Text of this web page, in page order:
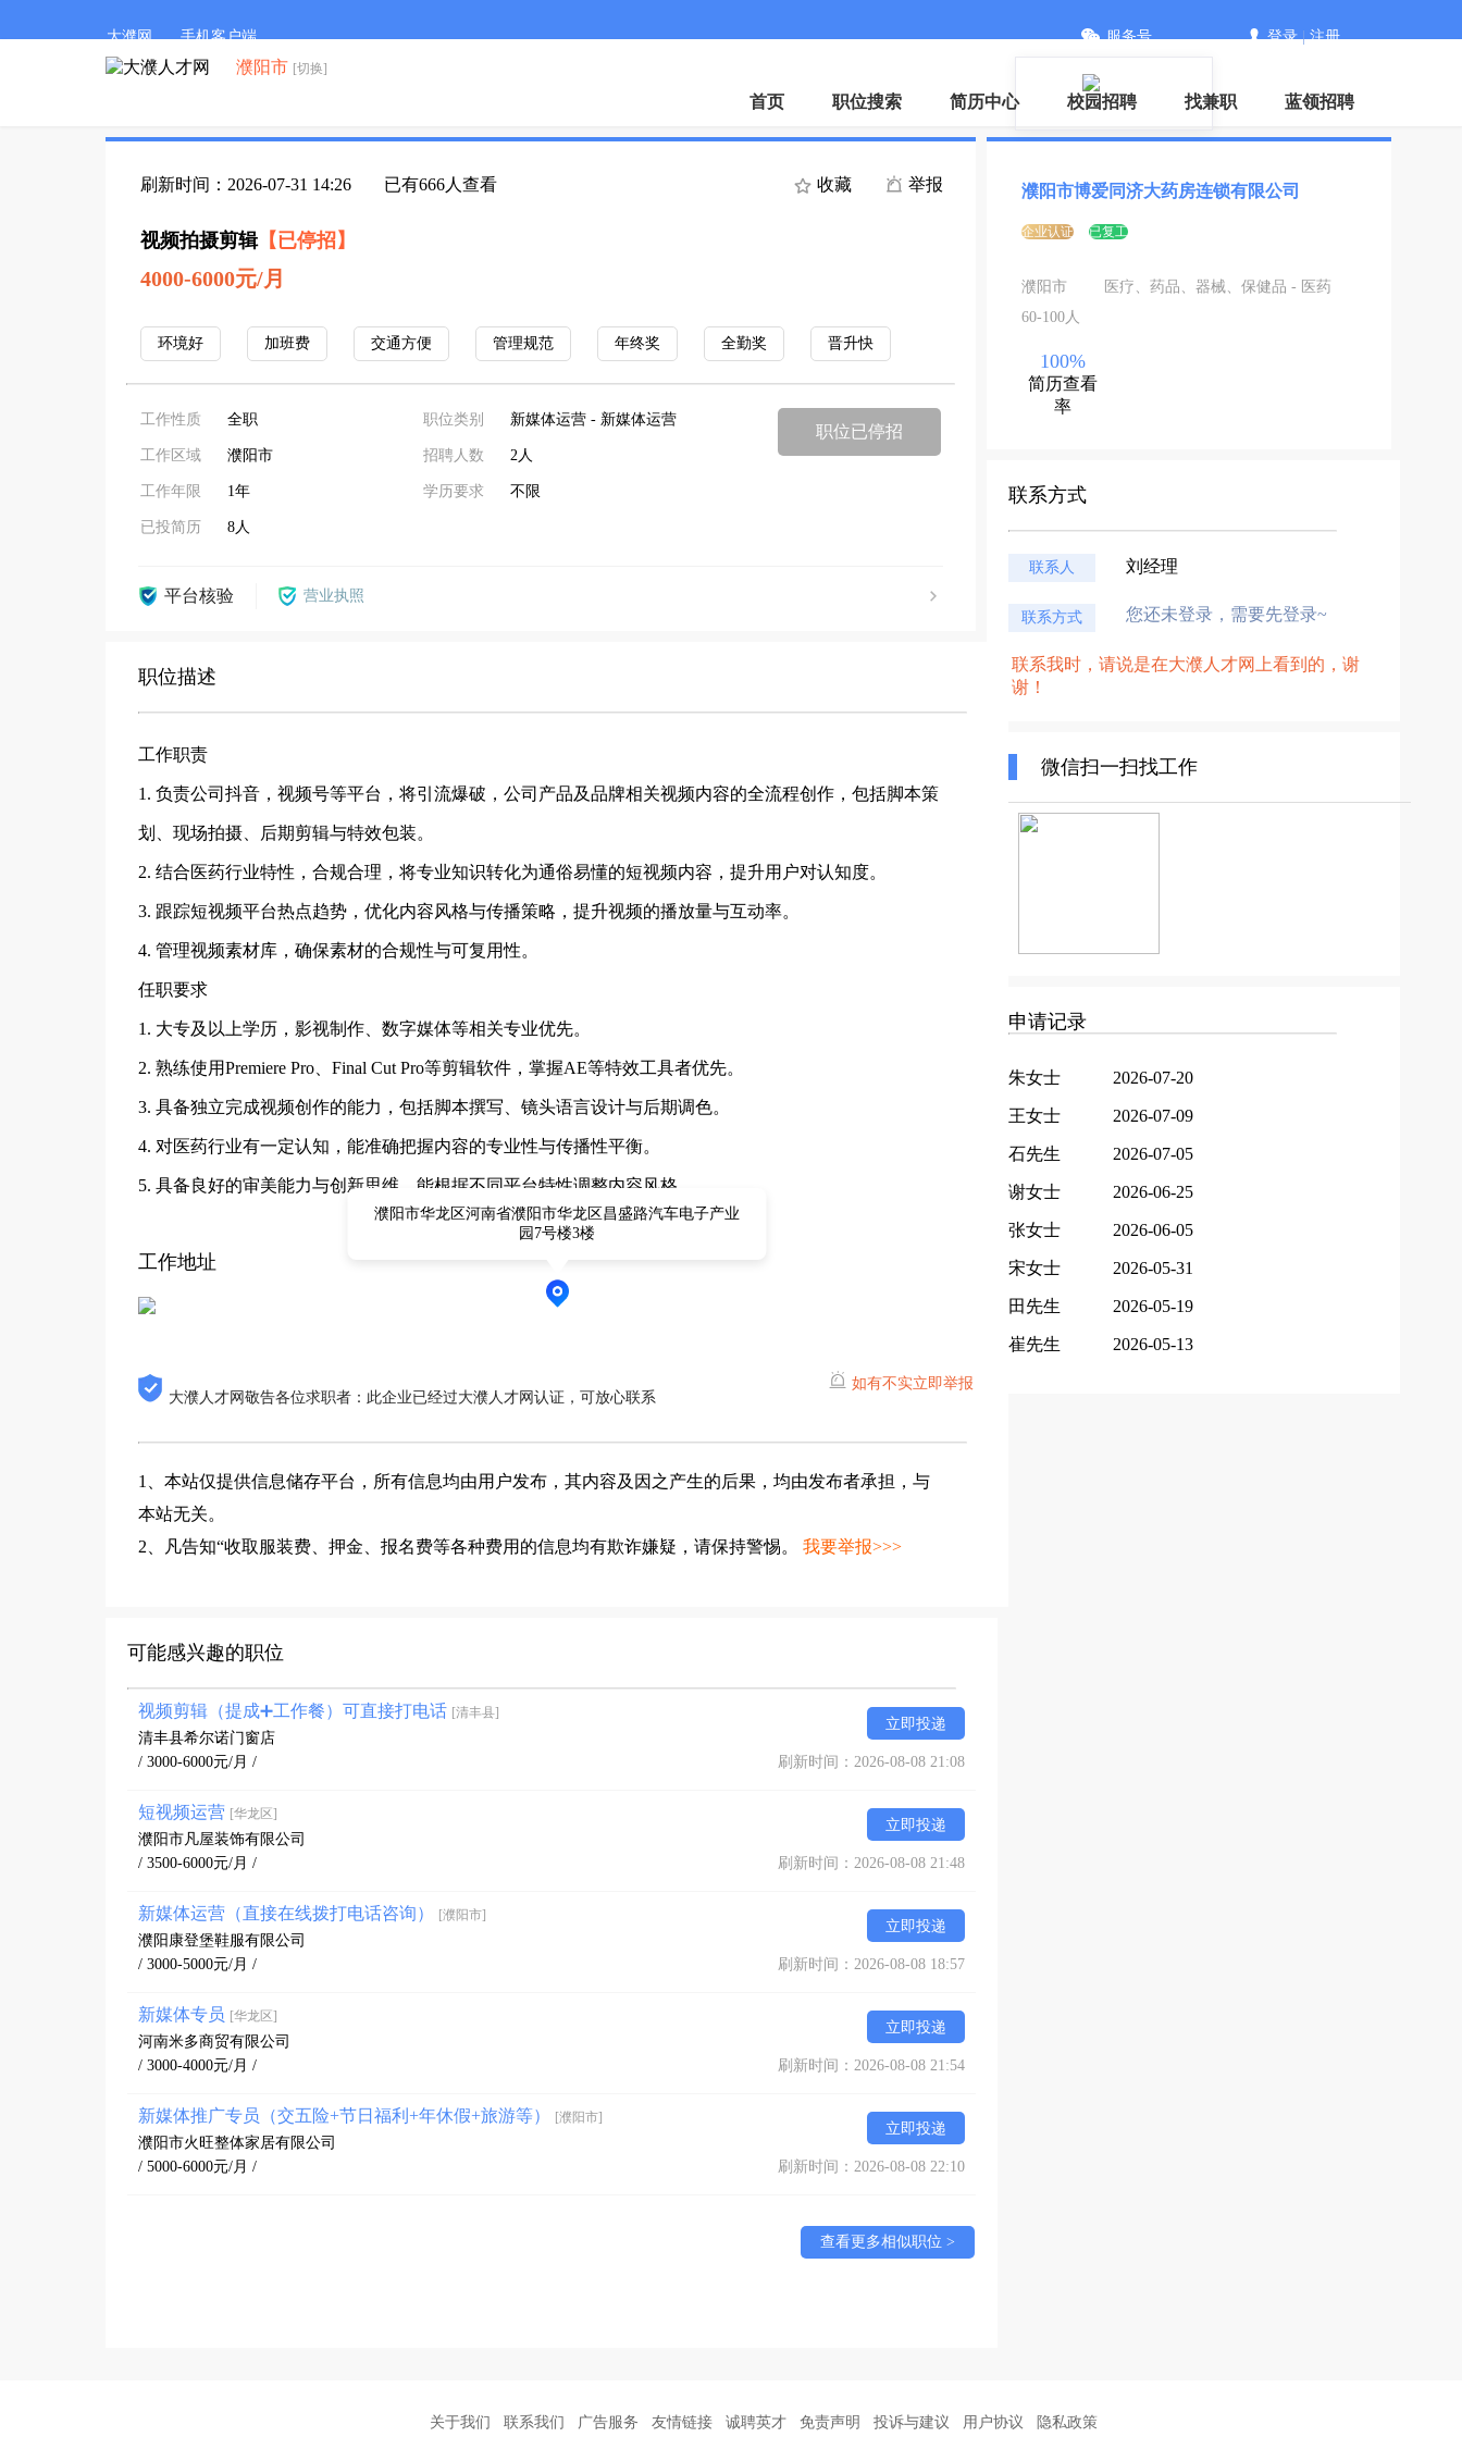
大濮网 手机客户端 服务号 登录|注册
濮阳市 [切换]
首页 职位搜索 简历中心 校园招聘 找兼职 蓝领招聘
刷新时间：2026-07-31 14:26 已有666人查看 收藏 举报
视频拍摄剪辑【已停招】
4000-6000元/月
环境好 加班费 交通方便 管理规范 年终奖 全勤奖 晋升快
工作性质 全职
工作区域 濮阳市
工作年限 1年
已投简历 8人
职位类别 新媒体运营 - 新媒体运营
招聘人数 2人
学历要求 不限
职位已停招
平台核验 营业执照
职位描述
工作职责
1. 负责公司抖音，视频号等平台，将引流爆破，公司产品及品牌相关视频内容的全流程创作，包括脚本策
划、现场拍摄、后期剪辑与特效包装。
2. 结合医药行业特性，合规合理，将专业知识转化为通俗易懂的短视频内容，提升用户对认知度。
3. 跟踪短视频平台热点趋势，优化内容风格与传播策略，提升视频的播放量与互动率。
4. 管理视频素材库，确保素材的合规性与可复用性。
任职要求
1. 大专及以上学历，影视制作、数字媒体等相关专业优先。
2. 熟练使用Premiere Pro、Final Cut Pro等剪辑软件，掌握AE等特效工具者优先。
3. 具备独立完成视频创作的能力，包括脚本撰写、镜头语言设计与后期调色。
4. 对医药行业有一定认知，能准确把握内容的专业性与传播性平衡。
5. 具备良好的审美能力与创新思维，能根据不同平台特性调整内容风格。
工作地址
濮阳市华龙区河南省濮阳市华龙区昌盛路汽车电子产业
园7号楼3楼
大濮人才网敬告各位求职者：此企业已经过大濮人才网认证，可放心联系
如有不实立即举报
1、本站仅提供信息储存平台，所有信息均由用户发布，其内容及因之产生的后果，均由发布者承担，与
本站无关。
2、凡告知“收取服装费、押金、报名费等各种费用的信息均有欺诈嫌疑，请保持警惕。 我要举报>>>
可能感兴趣的职位
视频剪辑（提成➕工作餐）可直接打电话 [清丰县]
立即投递
清丰县希尔诺门窗店
/ 3000-6000元/月 /
刷新时间：2026-08-08 21:08
短视频运营 [华龙区]
立即投递
濮阳市凡屋装饰有限公司
/ 3500-6000元/月 /
刷新时间：2026-08-08 21:48
新媒体运营（直接在线拨打电话咨询） [濮阳市]
立即投递
濮阳康登堡鞋服有限公司
/ 3000-5000元/月 /
刷新时间：2026-08-08 18:57
新媒体专员 [华龙区]
立即投递
河南米多商贸有限公司
/ 3000-4000元/月 /
刷新时间：2026-08-08 21:54
新媒体推广专员（交五险+节日福利+年休假+旅游等） [濮阳市]
立即投递
濮阳市火旺整体家居有限公司
/ 5000-6000元/月 /
刷新时间：2026-08-08 22:10
查看更多相似职位 >
濮阳市博爱同济大药房连锁有限公司
企业认证 已复工
濮阳市
医疗、药品、器械、保健品 - 医药
60-100人
100%
简历查看
率
联系方式
联系人 刘经理
联系方式 您还未登录，需要先登录~
联系我时，请说是在大濮人才网上看到的，谢
谢！
微信扫一扫找工作
申请记录
朱女士 2026-07-20
王女士 2026-07-09
石先生 2026-07-05
谢女士 2026-06-25
张女士 2026-06-05
宋女士 2026-05-31
田先生 2026-05-19
崔先生 2026-05-13
关于我们 联系我们 广告服务 友情链接 诚聘英才 免责声明 投诉与建议 用户协议 隐私政策